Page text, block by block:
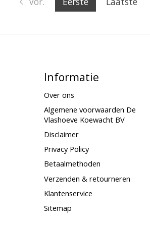
Informatie
Over ons
Algemene voorwaarden De
Vlashoeve Koewacht BV
Disclaimer
Privacy Policy
Betaalmethoden
Verzenden & retourneren
Klantenservice
Sitemap